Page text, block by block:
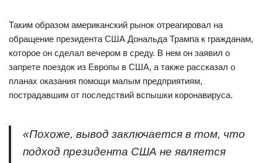
Таким образом американский рынок отреагировал на
обращение президента США Дональда Трампа к гражданам,
которое он сделал вечером в среду. В нем он заявил о
запрете поездок из Европы в США, а также рассказал о
планах оказания помощи малым предприятиям,
пострадавшим от последствий вспышки коронавируса.
«Похоже, вывод заключается в том, что
подход президента США не является